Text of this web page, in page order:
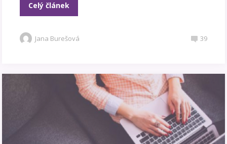
Celý článek
Jana Burešová 39